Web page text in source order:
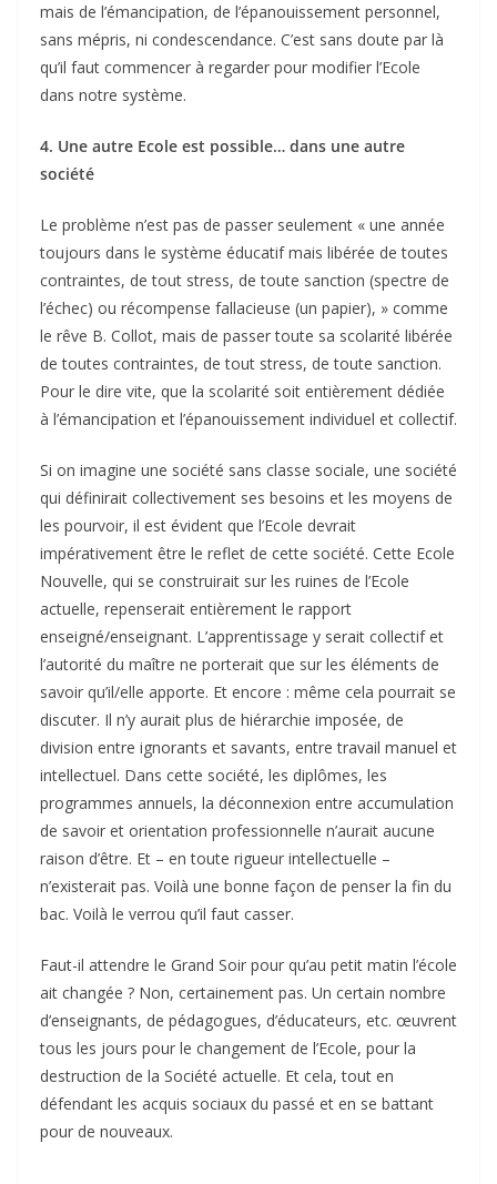
mais de l’émancipation, de l’épanouissement personnel,
sans mépris, ni condescendance. C’est sans doute par là
qu’il faut commencer à regarder pour modifier l’Ecole
dans notre système.
4. Une autre Ecole est possible… dans une autre
société
Le problème n’est pas de passer seulement « une année
toujours dans le système éducatif mais libérée de toutes
contraintes, de tout stress, de toute sanction (spectre de
l’échec) ou récompense fallacieuse (un papier), » comme
le rêve B. Collot, mais de passer toute sa scolarité libérée
de toutes contraintes, de tout stress, de toute sanction.
Pour le dire vite, que la scolarité soit entièrement dédiée
à l’émancipation et l’épanouissement individuel et collectif.
Si on imagine une société sans classe sociale, une société
qui définirait collectivement ses besoins et les moyens de
les pourvoir, il est évident que l’Ecole devrait
impérativement être le reflet de cette société. Cette Ecole
Nouvelle, qui se construirait sur les ruines de l’Ecole
actuelle, repenserait entièrement le rapport
enseigné/enseignant. L’apprentissage y serait collectif et
l’autorité du maître ne porterait que sur les éléments de
savoir qu’il/elle apporte. Et encore : même cela pourrait se
discuter. Il n’y aurait plus de hiérarchie imposée, de
division entre ignorants et savants, entre travail manuel et
intellectuel. Dans cette société, les diplômes, les
programmes annuels, la déconnexion entre accumulation
de savoir et orientation professionnelle n’aurait aucune
raison d’être. Et – en toute rigueur intellectuelle –
n’existerait pas. Voilà une bonne façon de penser la fin du
bac. Voilà le verrou qu’il faut casser.
Faut-il attendre le Grand Soir pour qu’au petit matin l’école
ait changée ? Non, certainement pas. Un certain nombre
d’enseignants, de pédagogues, d’éducateurs, etc. œuvrent
tous les jours pour le changement de l’Ecole, pour la
destruction de la Société actuelle. Et cela, tout en
défendant les acquis sociaux du passé et en se battant
pour de nouveaux.